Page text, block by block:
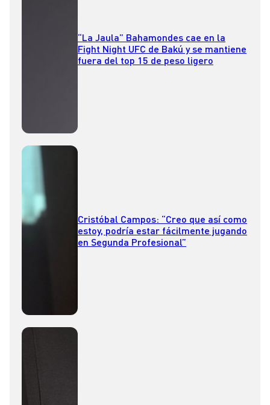
“La Jaula” Bahamondes cae en la
Fight Night UFC de Bakú y se mantiene
fuera del top 15 de peso ligero
Cristóbal Campos: “Creo que así como
estoy, podría estar fácilmente jugando
en Segunda Profesional”